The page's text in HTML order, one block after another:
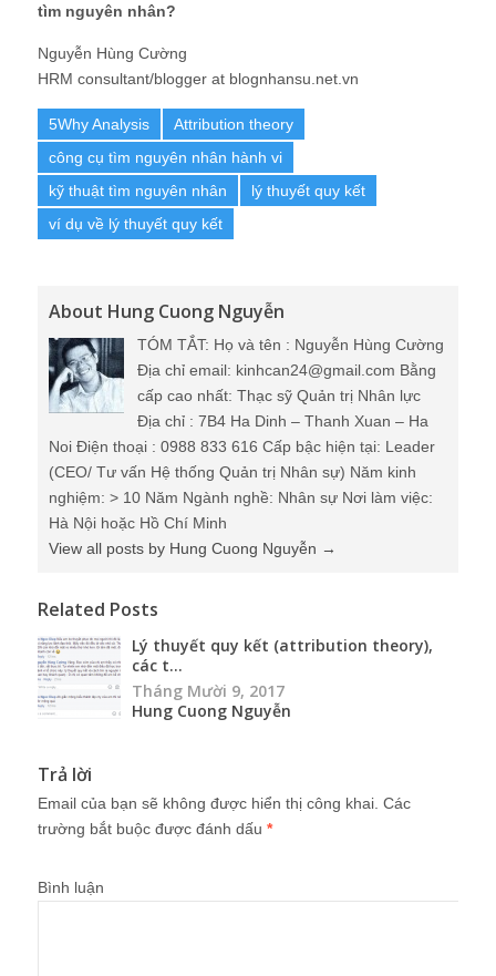
tìm nguyên nhân?
Nguyễn Hùng Cường
HRM consultant/blogger at blognhansu.net.vn
5Why Analysis
Attribution theory
công cụ tìm nguyên nhân hành vi
kỹ thuật tìm nguyên nhân
lý thuyết quy kết
ví dụ về lý thuyết quy kết
About Hung Cuong Nguyễn
TÓM TẮT: Họ và tên : Nguyễn Hùng Cường
Địa chỉ email: kinhcan24@gmail.com Bằng
cấp cao nhất: Thạc sỹ Quản trị Nhân lực
Địa chỉ : 7B4 Ha Dinh – Thanh Xuan – Ha
Noi Điện thoại : 0988 833 616 Cấp bậc hiện tại: Leader
(CEO/ Tư vấn Hệ thống Quản trị Nhân sự) Năm kinh
nghiệm: > 10 Năm Ngành nghề: Nhân sự Nơi làm việc:
Hà Nội hoặc Hồ Chí Minh
View all posts by Hung Cuong Nguyễn →
Related Posts
Lý thuyết quy kết (attribution theory),
các t...
Tháng Mười 9, 2017
Hung Cuong Nguyễn
Trả lời
Email của bạn sẽ không được hiển thị công khai. Các
trường bắt buộc được đánh dấu *
Bình luận